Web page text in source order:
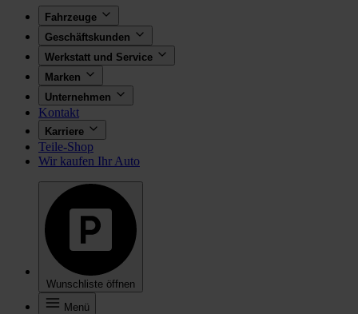
Fahrzeuge
Geschäftskunden
Werkstatt und Service
Marken
Unternehmen
Kontakt
Karriere
Teile-Shop
Wir kaufen Ihr Auto
Wunschliste öffnen
Menü